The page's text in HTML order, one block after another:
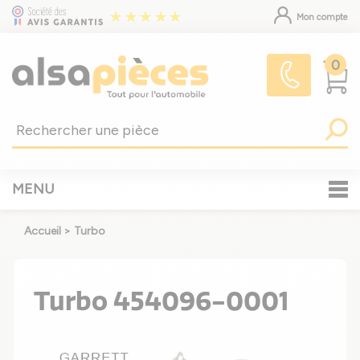
Mon compte
0
MENU
Accueil > Turbo
Turbo 454096-0001